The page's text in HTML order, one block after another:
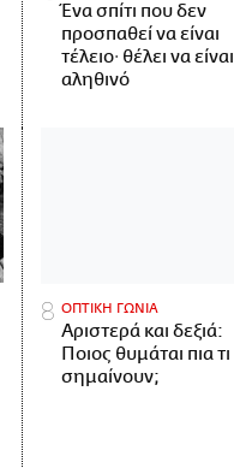
Ένα σπίτι που δεν
προσπαθεί να είναι
τέλειο· θέλει να είναι
αληθινό
ΟΠΤΙΚΗ ΓΩΝΙΑ
Αριστερά και δεξιά:
Ποιος θυμάται πια τι
σημαίνουν;